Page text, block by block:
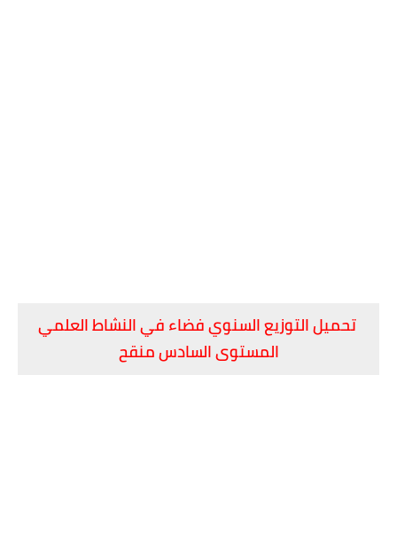
تحميل التوزيع السنوي فضاء في النشاط العلمي
المستوى السادس منقح